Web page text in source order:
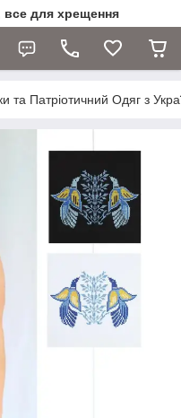
все для хрещення
та Патріотичний Одяг з